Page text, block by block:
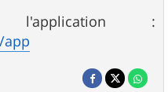
l'application :